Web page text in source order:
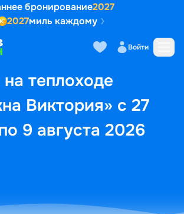
бронирование2027
2027миль каждому
Войти
теплоходе
Виктория» с 27
9 августа 2026
Выбор кают Маршрут и